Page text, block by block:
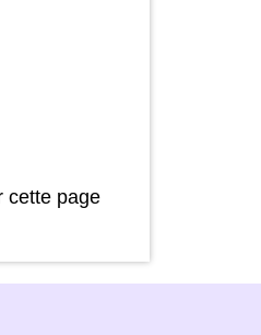
cette page